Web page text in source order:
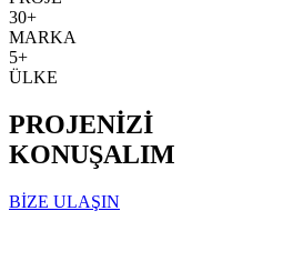
30+
MARKA
5+
ÜLKE
PROJENİZİ
KONUŞALIM
BİZE ULAŞIN